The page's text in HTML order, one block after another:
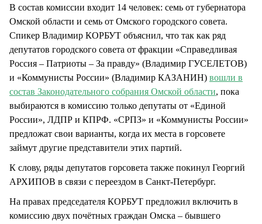
В состав комиссии входит 14 человек: семь от губернатора
Омской области и семь от Омского городского совета.
Спикер Владимир КОРБУТ объяснил, что так как ряд
депутатов городского совета от фракции «Справедливая
Россия – Патриоты – За правду» (Владимир ГУСЕЛЕТОВ)
и «Коммунисты России» (Владимир КАЗАНИН) вошли в
состав Законодательного собрания Омской области, пока
выбираются в комиссию только депутаты от «Единой
России», ЛДПР и КПРФ. «СРПЗ» и «Коммунисты России»
предложат свои варианты, когда их места в горсовете
займут другие представители этих партий.
К слову, ряды депутатов горсовета также покинул Георгий
АРХИПОВ в связи с переездом в Санкт-Петербург.
На правах председателя КОРБУТ предложил включить в
комиссию двух почётных граждан Омска – бывшего